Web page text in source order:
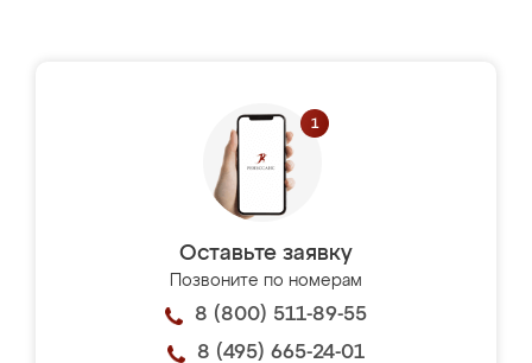
Оставьте заявку
Позвоните по номерам
8 (800) 511-89-55
8 (495) 665-24-01